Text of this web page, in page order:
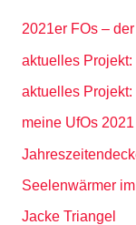
2021er FOs –
aktuelles
aktuelles
meine UfOs 2021
Seelenwärmer
Jacke Triangel